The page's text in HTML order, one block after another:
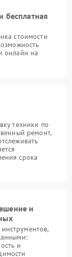
бесплатная
стоимости
онлайн на
техники по
ремонт,
срока
и
и